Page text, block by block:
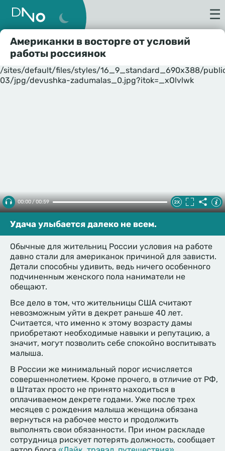
☰
Американки в восторге от условий
работы россиянок
/sites/default/files/styles/16_9_standard_690x388/
03/jpg/devushka-zadumalas_0.jpg?itok=_xOlvlwk
00:00 / 00:59
Удача улыбается далеко не всем.
Обычные для жительниц России условия на работе
давно стали для американок причиной для зависти.
Детали способны удивить, ведь ничего особенного
подчиненным женского пола наниматели не
обещают.
Все дело в том, что жительницы США считают
невозможным уйти в декрет раньше 40 лет.
Считается, что именно к этому возрасту дамы
приобретают необходимые навыки и репутацию, а
значит, могут позволить себе спокойно воспитывать
малыша.
В России же минимальный порог исчисляется
совершеннолетием. Кроме прочего, в отличие от РФ,
в Штатах просто не принято находиться в
оплачиваемом декрете годами. Уже после трех
месяцев с рождения малыша женщина обязана
вернуться на рабочее место и продолжить
выполнять свои обязанности. При ином раскладе
сотрудница рискует потерять должность, сообщает